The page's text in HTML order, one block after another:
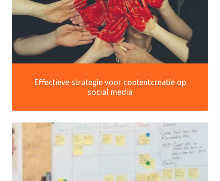
Effectieve strategie voor contentcreatie op
social media